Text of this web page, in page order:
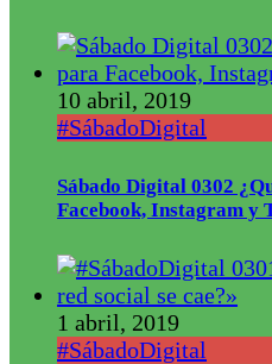
10 abril, 2019
#SábadoDigital
Sábado Digital 0302
Facebook, Instagram y
1 abril, 2019
#SábadoDigital